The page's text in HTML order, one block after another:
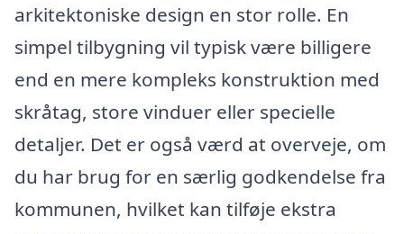
arkitektoniske design en stor rolle. En
simpel tilbygning vil typisk være billigere
end en mere kompleks konstruktion med
skråtag, store vinduer eller specielle
detaljer. Det er også værd at overveje, om
du har brug for en særlig godkendelse fra
kommunen, hvilket kan tilføje ekstra